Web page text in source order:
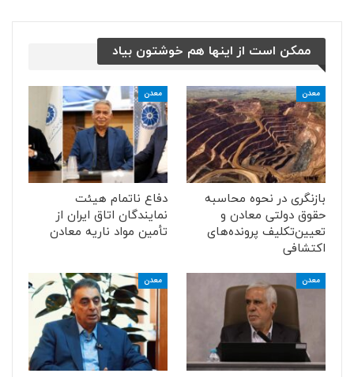
ممکن است از اینها هم خوشتون بیاد
معدن
بازنگری در نحوه محاسبه
حقوق دولتی معادن و
تعیین‌تکلیف پرونده‌های
اکتشافی
معدن
دفاع ناتمام هیئت
نمایندگان اتاق ایران از
تأمین مواد ناریه معادن
معدن معدن